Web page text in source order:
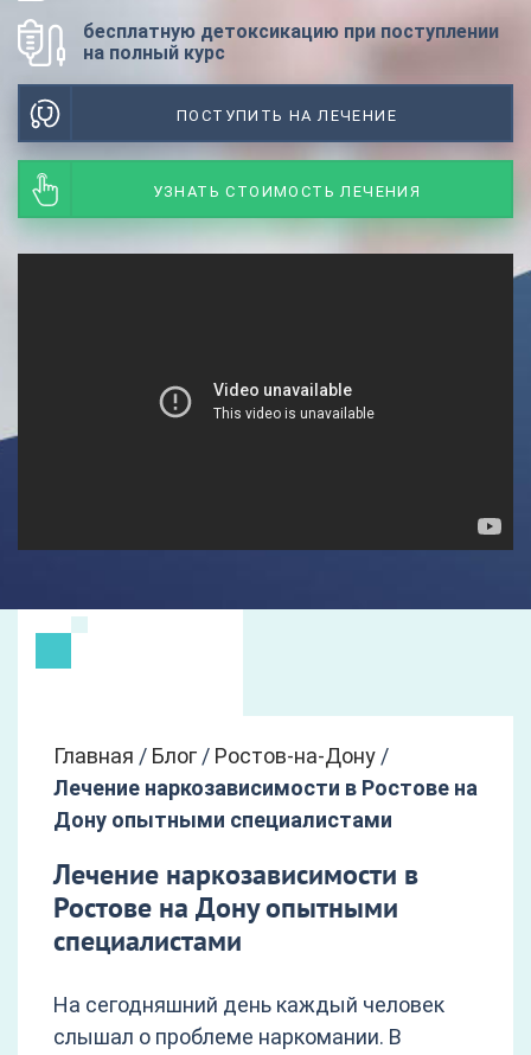
бесплатную детоксикацию при поступлении
на полный курс
ПОСТУПИТЬ НА ЛЕЧЕНИЕ
УЗНАТЬ СТОИМОСТЬ ЛЕЧЕНИЯ
Главная / Блог / Ростов-на-Дону /
Лечение наркозависимости в Ростове на
Дону опытными специалистами
Лечение наркозависимости в
Ростове на Дону опытными
специалистами
На сегодняшний день каждый человек
слышал о проблеме наркомании. В